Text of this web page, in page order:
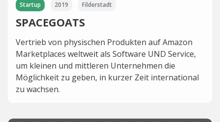
Startup 2019 Filderstadt
SPACEGOATS
Vertrieb von physischen Produkten auf Amazon
Marketplaces weltweit als Software UND Service,
um kleinen und mittleren Unternehmen die
Möglichkeit zu geben, in kurzer Zeit international
zu wachsen.